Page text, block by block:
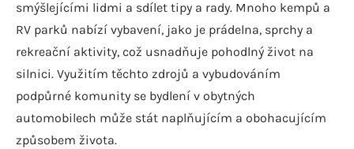
smýšlejícími lidmi a sdílet tipy a rady. Mnoho kempů a
RV parků nabízí vybavení, jako je prádelna, sprchy a
rekreační aktivity, což usnadňuje pohodlný život na
silnici. Využitím těchto zdrojů a vybudováním
podpůrné komunity se bydlení v obytných
automobilech může stát naplňujícím a obohacujícím
způsobem života.